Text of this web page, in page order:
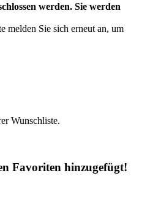
werden. Sie werden
melden Sie sich erneut an, um
Wunschliste.
Favoriten hinzugefügt!